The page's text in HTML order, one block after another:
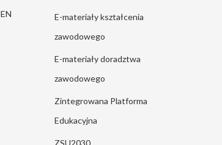
E-materiały kształcenia
zawodowego
E-materiały doradztwa
zawodowego
Zintegrowana Platforma
Edukacyjna
ZSU2030